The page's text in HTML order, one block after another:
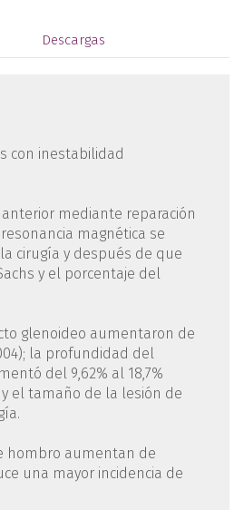
Descargas
con inestabilidad
mediante reparación
magnética se
cirugía y después de que
y el porcentaje del
glenoideo aumentaron de
la profundidad del
del 9,62% al 18,7%
el tamaño de la lesión de
hombro aumentan de
una mayor incidencia de